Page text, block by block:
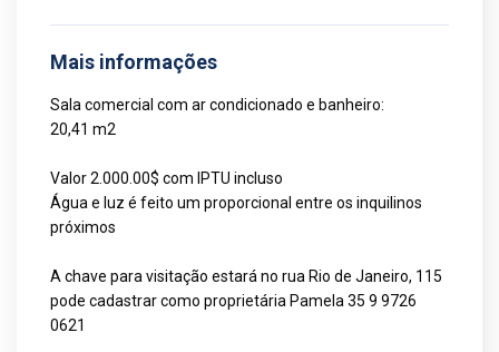
Mais informações
Sala comercial com ar condicionado e banheiro:
20,41 m2
Valor 2.000.00$ com IPTU incluso
Água e luz é feito um proporcional entre os inquilinos
próximos
A chave para visitação estará no rua Rio de Janeiro, 115
pode cadastrar como proprietária Pamela 35 9 9726
0621